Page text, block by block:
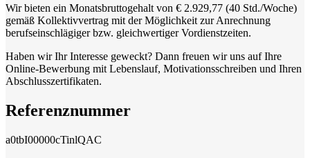
Wir bieten ein Monatsbruttogehalt von € 2.929,77 (40 Std./Woche)
gemäß Kollektivvertrag mit der Möglichkeit zur Anrechnung
berufseinschlägiger bzw. gleichwertiger Vordienstzeiten.
Haben wir Ihr Interesse geweckt? Dann freuen wir uns auf Ihre
Online-Bewerbung mit Lebenslauf, Motivationsschreiben und Ihren
Abschlusszertifikaten.
Referenznummer
a0tbI00000cTinlQAC